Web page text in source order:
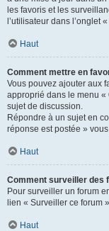
les favoris et les
l’utilisateur dans l’onglet
Haut
Comment mettre en
Vous pouvez ajouter aux
approprié dans le menu «
sujet de discussion.
Répondre à un sujet en
réponse est postée »
Haut
Comment surveiller des
Pour surveiller un forum
lien « Surveiller ce forum
Haut